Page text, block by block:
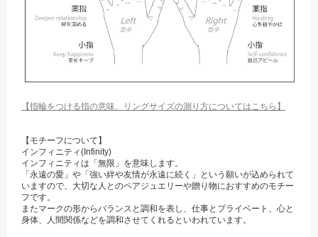
【指輪をつける指の意味、リングサイズの測り方についてはこちら】
【モチーフについて】
インフィニティ(Infinity)
インフィニティは「無限」を意味します。
「永遠の愛」や「強い絆や友情が永遠に続く」という願いが込められて
いますので、大切な人とのペアジュエリーや贈り物におすすめのモチー
フです。
またマークの形からバランスと調和を表し、仕事とプライベート、心と
身体、人間関係などを調和させてくれるといわれています。